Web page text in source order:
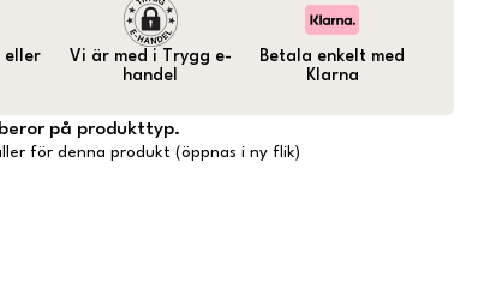
eller
Vi är med i Trygg e-
handel
Betala enkelt med
Klarna
på produkttyp.
för denna produkt (öppnas i ny flik)